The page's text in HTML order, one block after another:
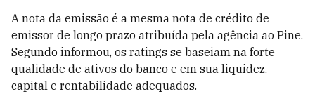
A nota da emissão é a mesma nota de crédito de
emissor de longo prazo atribuída pela agência ao Pine.
Segundo informou, os ratings se baseiam na forte
qualidade de ativos do banco e em sua liquidez,
capital e rentabilidade adequados.